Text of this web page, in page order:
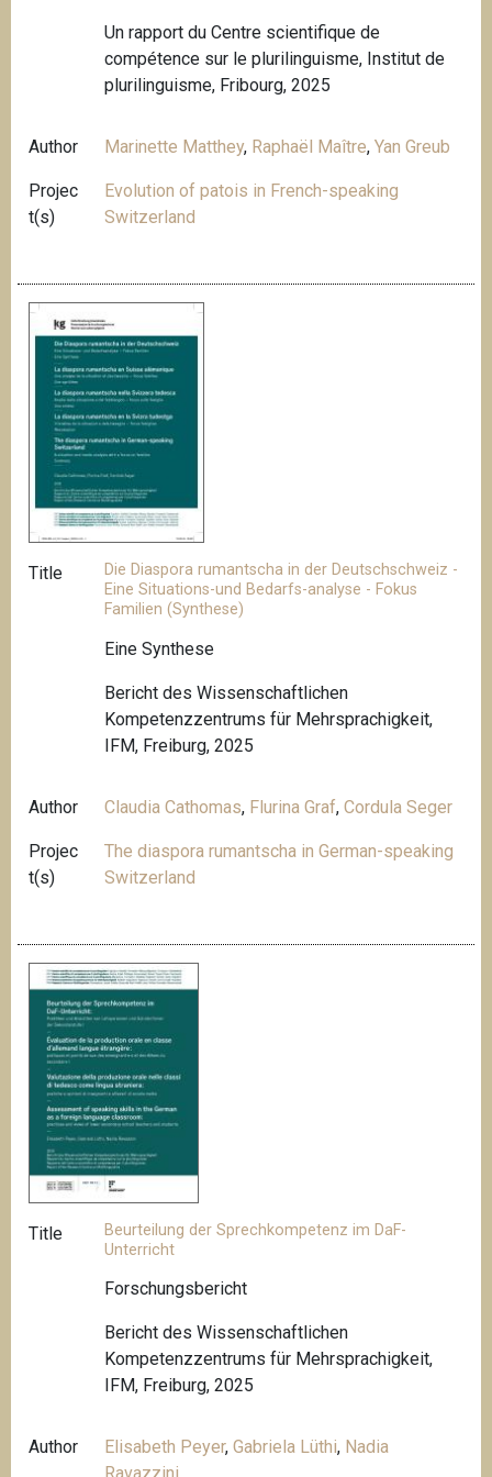
Un rapport du Centre scientifique de
compétence sur le plurilinguisme, Institut de
plurilinguisme, Fribourg, 2025
Author Marinette Matthey, Raphaël Maître,Yan Greub
Projec
t(s)
Evolution of patois in French-speaking
Switzerland
Title
Die Diaspora rumantscha in der Deutschschweiz -
Eine Situations-und Bedarfs-analyse - Fokus
Familien (Synthese)
Eine Synthese
Bericht des Wissenschaftlichen
Kompetenzzentrums für Mehrsprachigkeit,
IFM, Freiburg, 2025
Author Claudia Cathomas, Flurina Graf,Cordula Seger
Projec
t(s)
The diaspora rumantscha in German-speaking
Switzerland
Title
Beurteilung der Sprechkompetenz im DaF-
Unterricht
Forschungsbericht
Bericht des Wissenschaftlichen
Kompetenzzentrums für Mehrsprachigkeit,
IFM, Freiburg, 2025
Author Elisabeth Peyer,Gabriela Lüthi, Nadia